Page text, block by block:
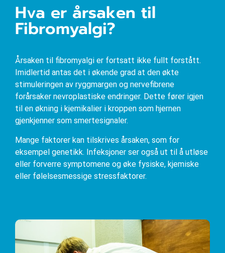
Hva er årsaken til
Fibromyalgi?
Årsaken til fibromyalgi er fortsatt ikke fullt forstått.
Imidlertid antas det i økende grad at den økte
stimuleringen av ryggmargen og nervefibrene
forårsaker nevroplastiske endringer. Dette fører igjen
til en økning i kjemikalier i kroppen som hjernen
gjenkjenner som smertesignaler.
Mange faktorer kan tilskrives årsaken, som for
eksempel genetikk. Infeksjoner ser også ut til å utløse
eller forverre symptomene og øke fysiske, kjemiske
eller følelsesmessige stressfaktorer.